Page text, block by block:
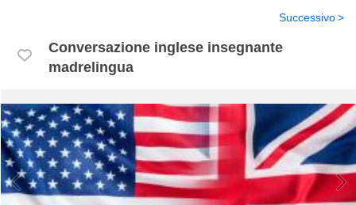
Conversazione inglese insegnante
madrelingua
Successivo